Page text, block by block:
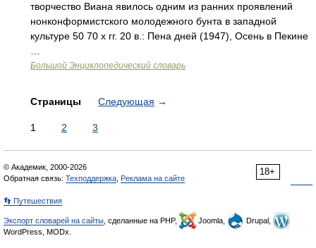
творчество Виана явилось одним из ранних проявлений
нонконформистского молодежного бунта в западной
культуре 50 70 х гг. 20 в.: Пена дней (1947), Осень в Пекине
Большой Энциклопедический словарь
Страницы Следующая →
1 2 3
18+
© Академик, 2000-2026
Обратная связь: Техподдержка Реклама на сайте
👣 Путешествия
Экспорт словарей на сайты , сделанные на PHP, Joomla,
Drupal,
WordPress, MODx.